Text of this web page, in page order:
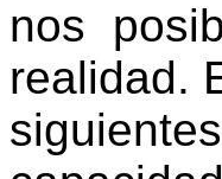
nos
realidad.